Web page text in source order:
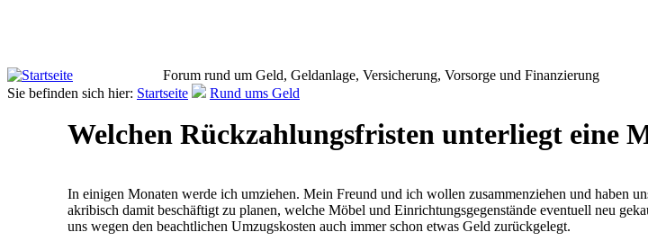
Forum rund um Geld, Geldanlage, Versicherung, Vorsorge und Finanzierung
Sie befinden sich hier: Startseite Rund ums Geld
Welchen Rückzahlungsfristen unterliegt eine
In einigen Monaten werde ich umziehen. Mein Freund und ich wollen zusammenziehen und haben
akribisch damit beschäftigt zu planen, welche Möbel und Einrichtungsgegenstände eventuell neu
uns wegen den beachtlichen Umzugskosten auch immer schon etwas Geld zurückgelegt.